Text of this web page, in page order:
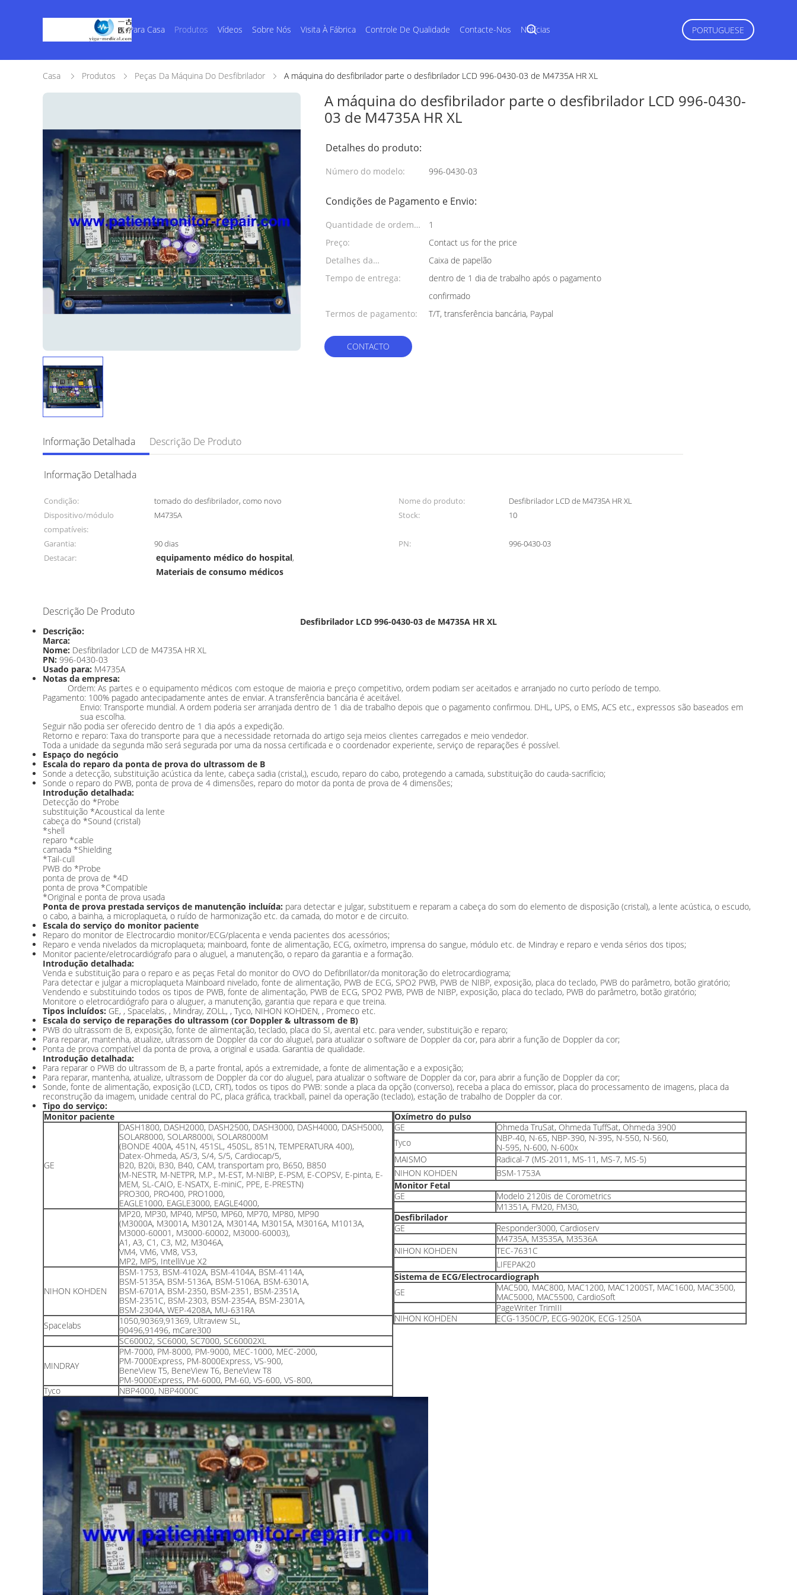
Para Casa Produtos Vídeos Sobre Nós Visita À Fábrica Controle De Qualidade Contacte-Nos Notícias PORTUGUESE
Casa Produtos Peças Da Máquina Do Desfibrilador A máquina do desfibrilador parte o desfibrilador LCD 996-0430-03 de M4735A HR XL
A máquina do desfibrilador parte o desfibrilador LCD 996-0430-
03 de M4735A HR XL
Detalhes do produto:
Número do modelo: 996-0430-03
Condições de Pagamento e Envio:
Quantidade de ordem
mínima:
1
Preço:
Contact us for the price
Detalhes da
embalagem:
Caixa de papelão
Tempo de entrega:
dentro de 1 dia de trabalho após o pagamento
confirmado
Termos de pagamento:
T/T, transferência bancária, Paypal
CONTACTO
Informação Detalhada Descrição De Produto
Informação Detalhada
Condição: tomado do desfibrilador, como novo Nome do produto:
Desfibrilador LCD de M4735A HR XL
Dispositivo/módulo
compatíveis:
M4735A Stock: 10
Garantia: 90 dias PN:
996-0430-03
Destacar:
equipamento médico do hospital,
Materiais de consumo médicos
Descrição De Produto
Desfibrilador LCD 996-0430-03 de M4735A HR XL
Descrição:
Marca:
Nome: Desfibrilador LCD de M4735A HR XL
PN: 996-0430-03
Usado para: M4735A
Notas da empresa:
Ordem: As partes e o equipamento médicos com estoque de maioria e preço competitivo, ordem podiam ser aceitados e arranjado no curto período de tempo.
Pagamento: 100% pagado antecipadamente antes de enviar. A transferência bancária é aceitável.
Envio: Transporte mundial. A ordem poderia ser arranjada dentro de 1 dia de trabalho depois que o pagamento confirmou. DHL, UPS, o EMS, ACS etc., expressos são baseados em
sua escolha.
Seguir não podia ser oferecido dentro de 1 dia após a expedição.
Retorno e reparo: Taxa do transporte para que a necessidade retornada do artigo seja meios clientes carregados e meio vendedor.
Toda a unidade da segunda mão será segurada por uma da nossa certificada e o coordenador experiente, serviço de reparações é possível.
Espaço do negócio
Escala do reparo da ponta de prova do ultrassom de B
Sonde a detecção, substituição acústica da lente, cabeça sadia (cristal,), escudo, reparo do cabo, protegendo a camada, substituição do cauda-sacrifício;
Sonde o reparo do PWB, ponta de prova de 4 dimensões, reparo do motor da ponta de prova de 4 dimensões;
Introdução detalhada:
Detecção do *Probe
substituição *Acoustical da lente
cabeça do *Sound (cristal)
*shell
reparo *cable
camada *Shielding
*Tail-cull
PWB do *Probe
ponta de prova de *4D
ponta de prova *Compatible
*Original e ponta de prova usada
Ponta de prova prestada serviços de manutenção incluída: para detectar e julgar, substituem e reparam a cabeça do som do elemento de disposição (cristal), a lente acústica, o escudo,
o cabo, a bainha, a microplaqueta, o ruído de harmonização etc. da camada, do motor e de circuito.
Escala do serviço do monitor paciente
Reparo do monitor de Electrocardio monitor/ECG/placenta e venda pacientes dos acessórios;
Reparo e venda nivelados da microplaqueta; mainboard, fonte de alimentação, ECG, oxímetro, imprensa do sangue, módulo etc. de Mindray e reparo e venda sérios dos tipos;
Monitor paciente/eletrocardiógrafo para o aluguel, a manutenção, o reparo da garantia e a formação.
Introdução detalhada:
Venda e substituição para o reparo e as peças Fetal do monitor do OVO do Defibrillator/da monitoração do eletrocardiograma;
Para detectar e julgar a microplaqueta Mainboard nivelado, fonte de alimentação, PWB de ECG, SPO2 PWB, PWB de NIBP, exposição, placa do teclado, PWB do parâmetro, botão giratório;
Vendendo e substituindo todos os tipos de PWB, fonte de alimentação, PWB de ECG, SPO2 PWB, PWB de NIBP, exposição, placa do teclado, PWB do parâmetro, botão giratório;
Monitore o eletrocardiógrafo para o aluguer, a manutenção, garantia que repara e que treina.
Tipos incluídos: GE, , Spacelabs, , Mindray, ZOLL, , Tyco, NIHON KOHDEN, , Promeco etc.
Escala do serviço de reparações do ultrassom (cor Doppler & ultrassom de B)
PWB do ultrassom de B, exposição, fonte de alimentação, teclado, placa do SI, avental etc. para vender, substituição e reparo;
Para reparar, mantenha, atualize, ultrassom de Doppler da cor do aluguel, para atualizar o software de Doppler da cor, para abrir a função de Doppler da cor;
Ponta de prova compatível da ponta de prova, a original e usada. Garantia de qualidade.
Introdução detalhada:
Para reparar o PWB do ultrassom de B, a parte frontal, após a extremidade, a fonte de alimentação e a exposição;
Para reparar, mantenha, atualize, ultrassom de Doppler da cor do aluguel, para atualizar o software de Doppler da cor, para abrir a função de Doppler da cor;
Sonde, fonte de alimentação, exposição (LCD, CRT), todos os tipos do PWB: sonde a placa da opção (converso), receba a placa do emissor, placa do processamento de imagens, placa da
reconstrução da imagem, unidade central do PC, placa gráfica, trackball, painel da operação (teclado), estação de trabalho de Doppler da cor.
Tipo do serviço:
Monitor paciente
GE
DASH1800, DASH2000, DASH2500, DASH3000, DASH4000, DASH5000,
SOLAR8000, SOLAR8000i, SOLAR8000M
(BONDE 400A, 451N, 451SL, 450SL, 851N, TEMPERATURA 400),
Datex-Ohmeda, AS/3, S/4, S/5, Cardiocap/5,
B20, B20i, B30, B40, CAM, transportam pro, B650, B850
(M-NESTR, M-NETPR, M.P., M-EST, M-NIBP, E-PSM, E-COPSV, E-pinta, E-
MEM, SL-CAIO, E-NSATX, E-miniC, PPE, E-PRESTN)
PRO300, PRO400, PRO1000,
EAGLE1000, EAGLE3000, EAGLE4000,
MP20, MP30, MP40, MP50, MP60, MP70, MP80, MP90
(M3000A, M3001A, M3012A, M3014A, M3015A, M3016A, M1013A,
M3000-60001, M3000-60002, M3000-60003),
A1, A3, C1, C3, M2, M3046A,
VM4, VM6, VM8, VS3,
MP2, MP5, IntelliVue X2
NIHON KOHDEN
BSM-1753, BSM-4102A, BSM-4104A, BSM-4114A,
BSM-5135A, BSM-5136A, BSM-5106A, BSM-6301A,
BSM-6701A, BSM-2350, BSM-2351, BSM-2351A,
BSM-2351C, BSM-2303, BSM-2354A, BSM-2301A,
BSM-2304A, WEP-4208A, MU-631RA
Spacelabs
1050,90369,91369, Ultraview SL,
90496,91496, mCare300
SC60002, SC6000, SC7000, SC60002XL
MINDRAY
PM-7000, PM-8000, PM-9000, MEC-1000, MEC-2000,
PM-7000Express, PM-8000Express, VS-900,
BeneView T5, BeneView T6, BeneView T8
PM-9000Express, PM-6000, PM-60, VS-600, VS-800,
Tyco
NBP4000, NBP4000C
Oxímetro do pulso
GE
Ohmeda TruSat, Ohmeda TuffSat, Ohmeda 3900
Tyco
NBP-40, N-65, NBP-390, N-395, N-550, N-560,
N-595, N-600, N-600x
MAISMO
Radical-7 (MS-2011, MS-11, MS-7, MS-5)
NIHON KOHDEN
BSM-1753A
Monitor Fetal
GE
Modelo 2120is de Corometrics
M1351A, FM20, FM30,
Desfibrilador
GE
Responder3000, Cardioserv
M4735A, M3535A, M3536A
NIHON KOHDEN
TEC-7631C
LIFEPAK20
Sistema de ECG/Electrocardiograph
GE
MAC500, MAC800, MAC1200, MAC1200ST, MAC1600, MAC3500,
MAC5000, MAC5500, CardioSoft
PageWriter TrimIII
NIHON KOHDEN
ECG-1350C/P, ECG-9020K, ECG-1250A